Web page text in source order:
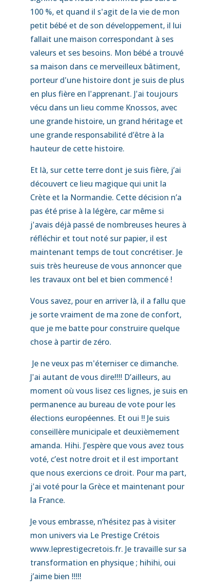
100 %, et quand il s'agit de la vie de mon
petit bébé et de son développement, il lui
fallait une maison correspondant à ses
valeurs et ses besoins. Mon bébé a trouvé
sa maison dans ce merveilleux bâtiment,
porteur d'une histoire dont je suis de plus
en plus fière en l'apprenant. J'ai toujours
vécu dans un lieu comme Knossos, avec
une grande histoire, un grand héritage et
une grande responsabilité d’être à la
hauteur de cette histoire.
Et là, sur cette terre dont je suis fière, j’ai
découvert ce lieu magique qui unit la
Crète et la Normandie. Cette décision n’a
pas été prise à la légère, car même si
j'avais déjà passé de nombreuses heures à
réfléchir et tout noté sur papier, il est
maintenant temps de tout concrétiser. Je
suis très heureuse de vous annoncer que
les travaux ont bel et bien commencé !
Vous savez, pour en arriver là, il a fallu que
je sorte vraiment de ma zone de confort,
que je me batte pour construire quelque
chose à partir de zéro.
Je ne veux pas m'éterniser ce dimanche.
J'ai autant de vous dire!!!! D’ailleurs, au
moment où vous lisez ces lignes, je suis en
permanence au bureau de vote pour les
élections européennes. Et oui !! Je suis
conseillère municipale et deuxièmement
amanda. Hihi. J’espère que vous avez tous
voté, c’est notre droit et il est important
que nous exercions ce droit. Pour ma part,
j'ai voté pour la Grèce et maintenant pour
la France.
Je vous embrasse, n’hésitez pas à visiter
mon univers via Le Prestige Crétois
www.leprestigecretois.fr. Je travaille sur sa
transformation en physique ; hihihi, oui
j’aime bien !!!!!